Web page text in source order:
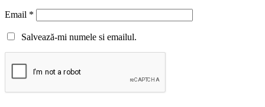
Email *
Salvează-mi numele si emailul.